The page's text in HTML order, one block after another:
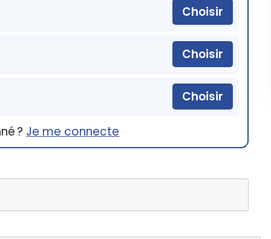
Choisir
Choisir
Choisir
? Je me connecte